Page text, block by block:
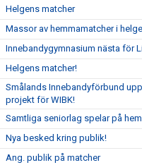
Helgens matcher
Massor av hemmamatcher i
Innebandygymnasium nästa för
Helgens matcher!
Smålands Innebandyförbund
projekt för WIBK!
Samtliga seniorlag spelar på
Nya besked kring publik!
Ang. publik på matcher